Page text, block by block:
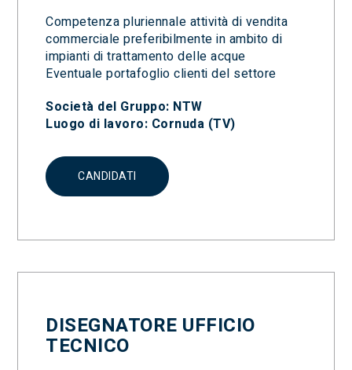
Competenza pluriennale attività di vendita
commerciale preferibilmente in ambito di
impianti di trattamento delle acque
Eventuale portafoglio clienti del settore
Società del Gruppo: NTW
Luogo di lavoro: Cornuda (TV)
CANDIDATI
DISEGNATORE UFFICIO
TECNICO